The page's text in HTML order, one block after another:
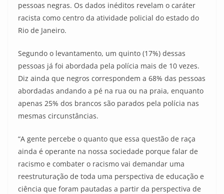
pessoas negras. Os dados inéditos revelam o caráter
racista como centro da atividade policial do estado do
Rio de Janeiro.
Segundo o levantamento, um quinto (17%) dessas
pessoas já foi abordada pela polícia mais de 10 vezes.
Diz ainda que negros correspondem a 68% das pessoas
abordadas andando a pé na rua ou na praia, enquanto
apenas 25% dos brancos são parados pela polícia nas
mesmas circunstâncias.
“A gente percebe o quanto que essa questão de raça
ainda é operante na nossa sociedade porque falar de
racismo e combater o racismo vai demandar uma
reestruturação de toda uma perspectiva de educação e
ciência que foram pautadas a partir da perspectiva de